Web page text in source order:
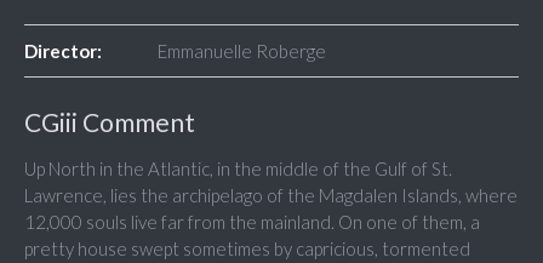
Director: Emmanuelle Roberge
CGiii Comment
Up North in the Atlantic, in the middle of the Gulf of St.
Lawrence, lies the archipelago of the Magdalen Islands, where
12,000 souls live far from the mainland. On one of them, a
pretty house swept sometimes by capricious, tormented